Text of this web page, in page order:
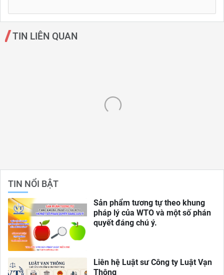
TIN LIÊN QUAN
TIN NỔI BẬT
Sản phẩm tương tự theo khung
pháp lý của WTO và một số phán
quyết đáng chú ý.
Liên hệ Luật sư Công ty Luật Vạn
Thông